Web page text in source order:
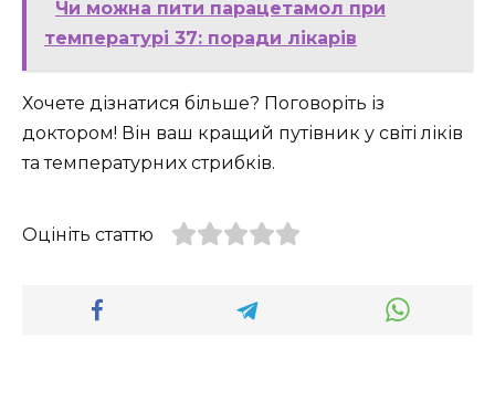
Чи можна пити парацетамол при
температурі 37: поради лікарів
Хочете дізнатися більше? Поговоріть із
доктором! Він ваш кращий путівник у світі ліків
та температурних стрибків.
Оцініть статтю